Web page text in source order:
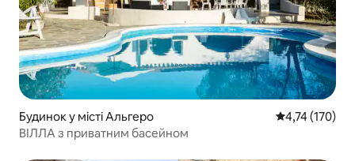
Будинок у місті Альгеро Середня
4,74 (170)
ВІЛЛА з приватним басейном